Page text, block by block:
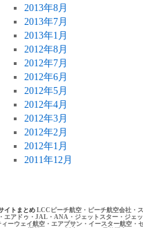
2013年8月
2013年7月
2013年1月
2012年8月
2012年7月
2012年6月
2012年5月
2012年4月
2012年3月
2012年2月
2012年1月
2011年12月
イトまとめ LCCピーチ航空・ピーチ航空会社・
エアドゥ・JAL・ANA・ジェットスター・ジェ
ーウェイ航空・エアプサン・イースター航空